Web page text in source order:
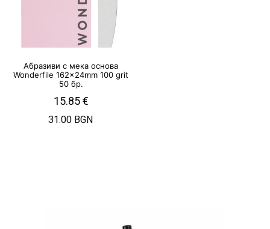
Абразиви с мека основа
Wonderfile 162x24mm 100 grit
50 бр.
15.85€
31.00 BGN